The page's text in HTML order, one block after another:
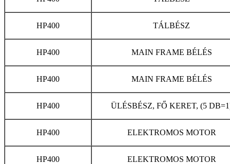
HP400 TÁLBÉSZ
HP400 MAIN FRAME BÉLÉS
HP400 MAIN FRAME BÉLÉS
HP400 ÜLÉSBÉSZ, FŐ KERET, (5
HP400 ELEKTROMOS MOTOR
HP400 ELEKTROMOS MOTOR